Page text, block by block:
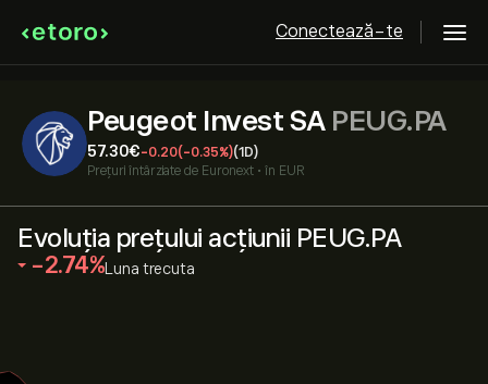
Conectează-te
Peugeot Invest SA PEUG.PA
57.30‎€‎-0.20(-0.35%)(1D)
Prețuri întârziate de Euronext • în EUR
Evoluția prețului acțiunii PEUG.PA
‎-2.74‎ Luna trecuta